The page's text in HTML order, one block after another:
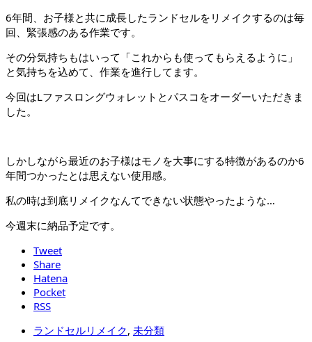
6年間、お子様と共に成長したランドセルをリメイクするのは毎
回、緊張感のある作業です。
その分気持ちもはいって「これからも使ってもらえるように」
と気持ちを込めて、作業を進行してます。
今回はLファスロングウォレットとパスコをオーダーいただきま
した。
しかしながら最近のお子様はモノを大事にする特徴があるのか6
年間つかったとは思えない使用感。
私の時は到底リメイクなんてできない状態やったような…
今週末に納品予定です。
Tweet
Share
Hatena
Pocket
RSS
ランドセルリメイク, 未分類